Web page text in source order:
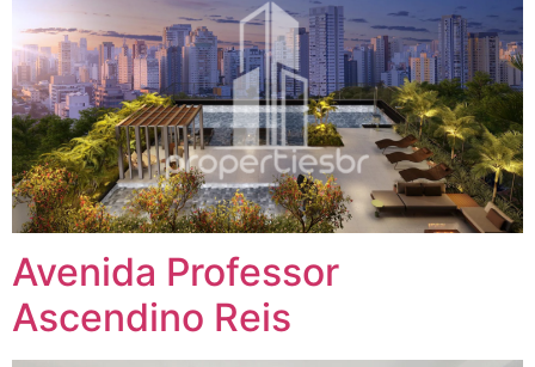
Avenida Professor
Ascendino Reis